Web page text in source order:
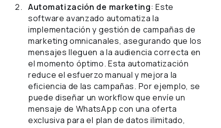
Automatización de marketing: Este
software avanzado automatiza la
implementación y gestión de campañas de
marketing omnicanales, asegurando que los
mensajes lleguen a la audiencia correcta en
el momento óptimo. Esta automatización
reduce el esfuerzo manual y mejora la
eficiencia de las campañas. Por ejemplo, se
puede diseñar un workflow que envíe un
mensaje de WhatsApp con una oferta
exclusiva para el plan de datos ilimitado,